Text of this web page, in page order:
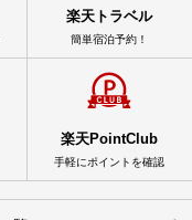
楽天トラベル
簡単宿泊予約！
楽天PointClub
手軽にポイントを確認